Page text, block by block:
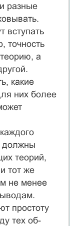
разные
всту­пать
точность
а
какие
них более
должны
теорий,
тот же
не менее
простоту
тех об­